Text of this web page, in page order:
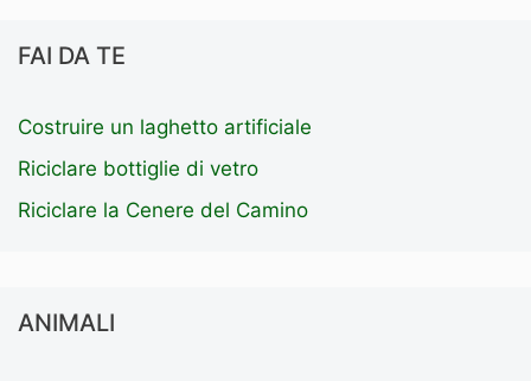
FAI DA TE
Costruire un laghetto artificiale
Riciclare bottiglie di vetro
Riciclare la Cenere del Camino
ANIMALI